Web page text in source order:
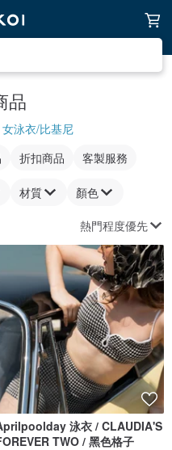
品
女泳衣/比基尼
折扣商品 客製服務
材質 顏色
熱門程度優先
泳衣 / CLAUDIA'S
TWO / 黑色格子